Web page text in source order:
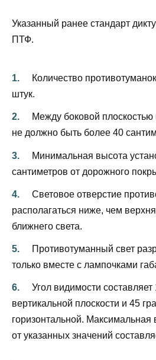
Указанный ранее стандарт
ПТФ.
Количество
штук.
Между боковой плоскостью
не должно быть более 40
Минимальная высота
сантиметров от дорожного
Световое отверстие
располагаться ниже, чем
ближнего света.
Противотуманный свет
только вместе с лампочками
Угол видимости составляет
вертикальной плоскости и 45
горизонтальной. Максимальная
от указанных значений